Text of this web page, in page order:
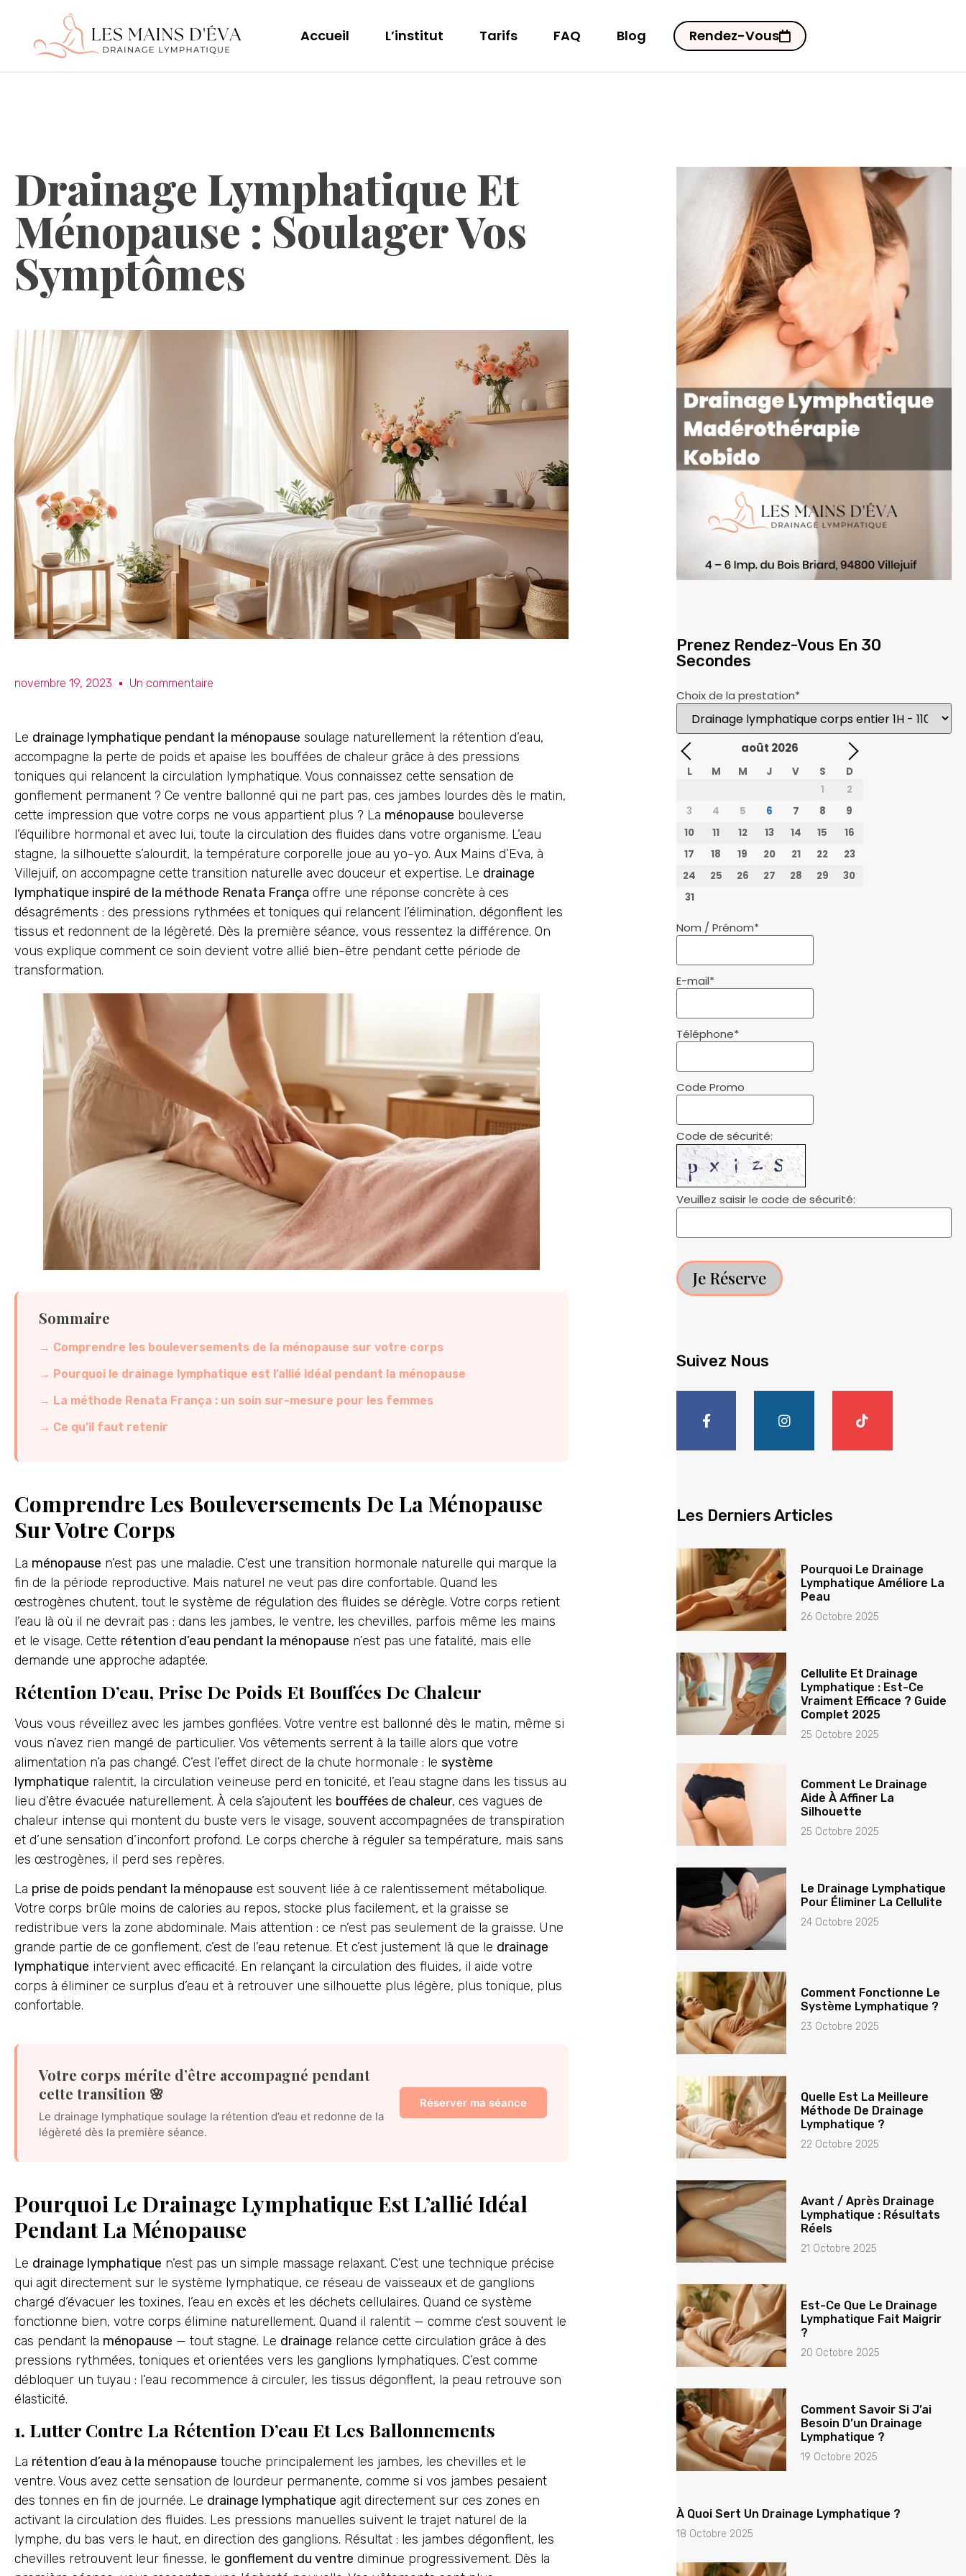
Accueil L’institut Tarifs FAQ Blog Rendez-Vous
Drainage Lymphatique Et
Ménopause : Soulager Vos
Symptômes
novembre 19, 2023 Un commentaire
Le drainage lymphatique pendant la ménopause soulage naturellement la rétention d’eau,
accompagne la perte de poids et apaise les bouffées de chaleur grâce à des pressions
toniques qui relancent la circulation lymphatique. Vous connaissez cette sensation de
gonflement permanent ? Ce ventre ballonné qui ne part pas, ces jambes lourdes dès le matin,
cette impression que votre corps ne vous appartient plus ? La ménopause bouleverse
l’équilibre hormonal et avec lui, toute la circulation des fluides dans votre organisme. L’eau
stagne, la silhouette s’alourdit, la température corporelle joue au yo-yo. Aux Mains d’Eva, à
Villejuif, on accompagne cette transition naturelle avec douceur et expertise. Le drainage
lymphatique inspiré de la méthode Renata França offre une réponse concrète à ces
désagréments : des pressions rythmées et toniques qui relancent l’élimination, dégonflent les
tissus et redonnent de la légèreté. Dès la première séance, vous ressentez la différence. On
vous explique comment ce soin devient votre allié bien-être pendant cette période de
transformation.
Sommaire
Comprendre les bouleversements de la ménopause sur votre corps
Pourquoi le drainage lymphatique est l’allié idéal pendant la ménopause
La méthode Renata França : un soin sur-mesure pour les femmes
Ce qu’il faut retenir
Comprendre Les Bouleversements De La Ménopause
Sur Votre Corps
La ménopause n’est pas une maladie. C’est une transition hormonale naturelle qui marque la
fin de la période reproductive. Mais naturel ne veut pas dire confortable. Quand les
œstrogènes chutent, tout le système de régulation des fluides se dérègle. Votre corps retient
l’eau là où il ne devrait pas : dans les jambes, le ventre, les chevilles, parfois même les mains
et le visage. Cette rétention d’eau pendant la ménopause n’est pas une fatalité, mais elle
demande une approche adaptée.
Rétention D’eau, Prise De Poids Et Bouffées De Chaleur
Vous vous réveillez avec les jambes gonflées. Votre ventre est ballonné dès le matin, même si
vous n’avez rien mangé de particulier. Vos vêtements serrent à la taille alors que votre
alimentation n’a pas changé. C’est l’effet direct de la chute hormonale : le système
lymphatique ralentit, la circulation veineuse perd en tonicité, et l’eau stagne dans les tissus au
lieu d’être évacuée naturellement. À cela s’ajoutent les bouffées de chaleur, ces vagues de
chaleur intense qui montent du buste vers le visage, souvent accompagnées de transpiration
et d’une sensation d’inconfort profond. Le corps cherche à réguler sa température, mais sans
les œstrogènes, il perd ses repères.
La prise de poids pendant la ménopause est souvent liée à ce ralentissement métabolique.
Votre corps brûle moins de calories au repos, stocke plus facilement, et la graisse se
redistribue vers la zone abdominale. Mais attention : ce n’est pas seulement de la graisse. Une
grande partie de ce gonflement, c’est de l’eau retenue. Et c’est justement là que le drainage
lymphatique intervient avec efficacité. En relançant la circulation des fluides, il aide votre
corps à éliminer ce surplus d’eau et à retrouver une silhouette plus légère, plus tonique, plus
confortable.
Votre corps mérite d’être accompagné pendant
cette transition 🌸
Le drainage lymphatique soulage la rétention d’eau et redonne de la
légèreté dès la première séance.
Réserver ma séance
Pourquoi Le Drainage Lymphatique Est L’allié Idéal
Pendant La Ménopause
Le drainage lymphatique n’est pas un simple massage relaxant. C’est une technique précise
qui agit directement sur le système lymphatique, ce réseau de vaisseaux et de ganglions
chargé d’évacuer les toxines, l’eau en excès et les déchets cellulaires. Quand ce système
fonctionne bien, votre corps élimine naturellement. Quand il ralentit — comme c’est souvent le
cas pendant la ménopause — tout stagne. Le drainage relance cette circulation grâce à des
pressions rythmées, toniques et orientées vers les ganglions lymphatiques. C’est comme
débloquer un tuyau : l’eau recommence à circuler, les tissus dégonflent, la peau retrouve son
élasticité.
1. Lutter Contre La Rétention D’eau Et Les Ballonnements
La rétention d’eau à la ménopause touche principalement les jambes, les chevilles et le
ventre. Vous avez cette sensation de lourdeur permanente, comme si vos jambes pesaient
des tonnes en fin de journée. Le drainage lymphatique agit directement sur ces zones en
activant la circulation des fluides. Les pressions manuelles suivent le trajet naturel de la
lymphe, du bas vers le haut, en direction des ganglions. Résultat : les jambes dégonflent, les
chevilles retrouvent leur finesse, le gonflement du ventre diminue progressivement. Dès la
Prenez Rendez-Vous En 30
Secondes
Choix de la prestation*
août 2026
L M M J V S
D
1
2
3
4 5 6 7 8
9
10
11 12 13 14 15
16
17
18 19 20 21 22
23
24
25 26 27 28 29
30
31
Nom / Prénom*
E-mail*
Téléphone*
Code Promo
Code de sécurité:
Veuillez saisir le code de sécurité:
Je Réserve
Suivez Nous
Les Derniers Articles
Pourquoi Le Drainage
Lymphatique Améliore La
Peau
26 Octobre 2025
Cellulite Et Drainage
Lymphatique : Est-Ce
Vraiment Efficace ? Guide
Complet 2025
25 Octobre 2025
Comment Le Drainage
Aide À Affiner La
Silhouette
25 Octobre 2025
Le Drainage Lymphatique
Pour Éliminer La Cellulite
24 Octobre 2025
Comment Fonctionne Le
Système Lymphatique ?
23 Octobre 2025
Quelle Est La Meilleure
Méthode De Drainage
Lymphatique ?
22 Octobre 2025
Avant / Après Drainage
Lymphatique : Résultats
Réels
21 Octobre 2025
Est-Ce Que Le Drainage
Lymphatique Fait Maigrir
?
20 Octobre 2025
Comment Savoir Si J’ai
Besoin D’un Drainage
Lymphatique ?
19 Octobre 2025
À Quoi Sert Un Drainage Lymphatique ?
18 Octobre 2025